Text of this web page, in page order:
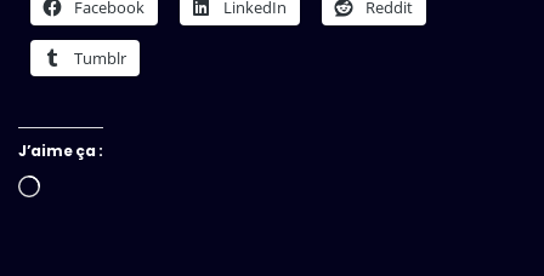
Facebook LinkedIn Reddit
Tumblr
J’aime ça :
Chargement…